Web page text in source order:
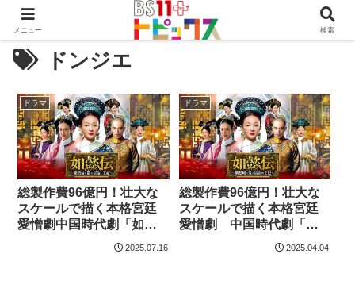
ドンジエ
ドラマ
総製作費96億円！壮大な
スケールで描く本格宮廷
愛憎劇中国時代劇「如懿
伝(にょいでん)～紫禁城に
散る宿命の王妃～」
2025.07.16
ドラマ
総製作費96億円！壮大な
スケールで描く本格宮廷
愛憎劇 中国時代劇「如
懿伝(にょいでん)～紫禁城
に散る宿命の王妃～」
2025.04.04
メニュー 検索